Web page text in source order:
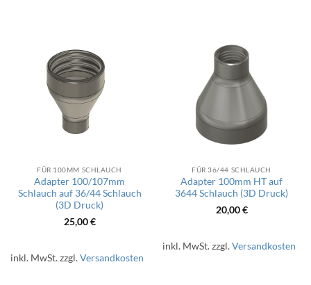
FÜR 100MM SCHLAUCH
Adapter 100/107mm
Schlauch auf 36/44 Schlauch
(3D Druck)
25,00€
inkl. MwSt.zzgl.Versandkosten
FÜR 36/44 SCHLAUCH
Adapter 100mm HT auf
3644 Schlauch (3D Druck)
20,00€
inkl. MwSt.zzgl.Versandkosten